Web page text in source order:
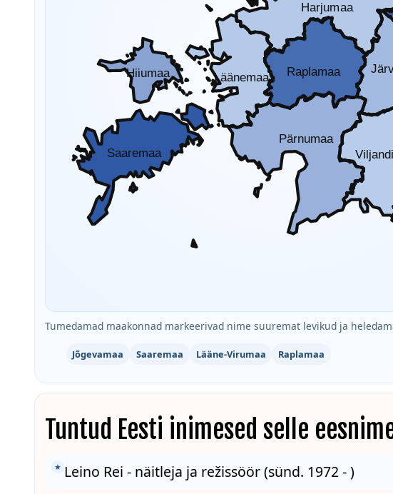
Hiiumaa
Saaremaa
Pärnumaa
Läänemaa Raplamaa
Harjumaa
Tumedamad maakonnad markeerivad nime suuremat levikud ja
Jõgevamaa Saaremaa Lääne-Virumaa Raplamaa
Tuntud Eesti inimesed selle
★ Leino Rei - näitleja ja režissöör (sünd. 1972 - )